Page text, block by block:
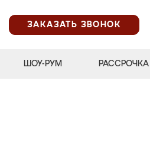
ЗАКАЗАТЬ ЗВОНОК
ШОУ-РУМ РАССРОЧКА